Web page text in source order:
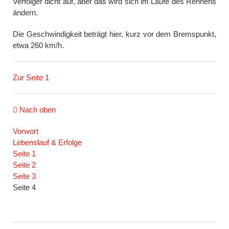
ändern.
Die Geschwindigkeit beträgt hier, kurz vor dem Bremspunkt,
etwa 260 km/h.
Zur Seite 1
Nach oben
Navigation
überspringen
Vorwort
Lebenslauf & Erfolge
Seite 1
Seite 2
Seite 3
Seite 4